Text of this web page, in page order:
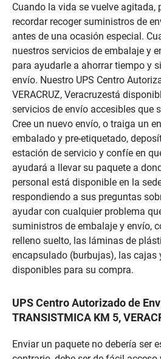
Cuando la vida se vuelve agitada,
recordar recoger suministros de
antes de una ocasión especial.
nuestros servicios de embalaje y
para ayudarle a ahorrar tiempo y
envío. Nuestro UPS Centro
VERACRUZ, Veracruzestá
servicios de envío accesibles que
Cree un nuevo envío, o traiga un
embalado y pre-etiquetado,
estación de servicio y confíe en
ayudará a llevar su paquete a
personal está disponible en la
respondiendo a sus preguntas
ayudar con cualquier problema
suministros de embalaje y envío,
relleno suelto, las láminas de
encapsulado (burbujas), las cajas
disponibles para su compra.
UPS Centro Autorizado de
TRANSISTMICA KM 5,
Enviar un paquete no debería ser